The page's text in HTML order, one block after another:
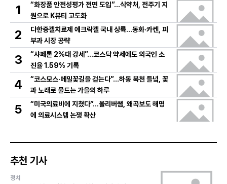
1
“화장품 안전성평가 전면 도입”…식약처, 전주기 지
원으로 K뷰티 고도화
2
다한증겔치료제 에크락겔 국내 상륙…동화·카켄, 피
부과 시장 공략
3
“샤페론 2%대 강세”…코스닥 약세에도 외국인 소
진율 1.59% 기록
4
“코스모스·메밀꽃길을 걷는다”…하동 북천 들녘, 꽃
과 노래로 물드는 가을의 하루
5
“미국의료비에 지쳤다”…올리버쌤, 왜곡보도 해명
에 의료시스템 논쟁 확산
추천 기사
정치